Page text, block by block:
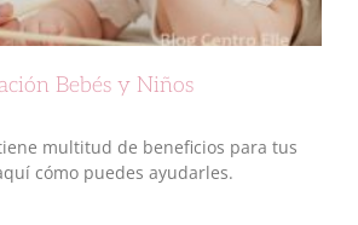
Bebés y Niños
multitud de beneficios para tus
cómo puedes ayudarles.